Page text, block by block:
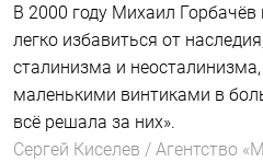
В 2000 году Михаил Горбачёв
легко избавиться от
сталинизма и
маленькими винтиками в
всё решала за них».
Сергей Киселев / Агентство